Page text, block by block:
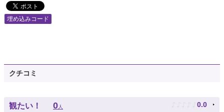
埋め込みコード
クチコミ
観たい！ 0人 ♪ ♪ ♪ ♪ ♪ 0.0